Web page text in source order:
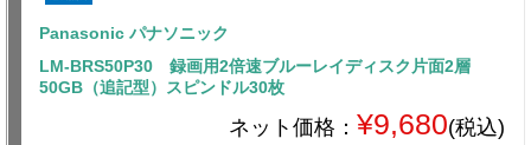
Panasonic パナソニック
LM-BRS50P30 録画用2倍速ブルーレイディスク片面2層
50GB（追記型）スピンドル30枚
ネット価格： ¥9,680(税込)